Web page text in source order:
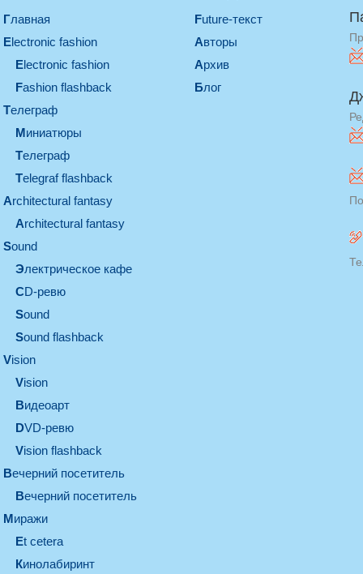
Главная
electronic fashion
electronic fashion
Fashion flashback
телеграф
миниатюры
телеграф
Telegraf flashback
architectural fantasy
architectural fantasy
sound
электрическое кафе
CD-ревю
sound
Sound flashback
vision
vision
видеоарт
DVD-ревю
Vision flashback
вечерний посетитель
вечерний посетитель
миражи
et cetera
кинолабиринт
Future-текст
Авторы
Архив
Блог